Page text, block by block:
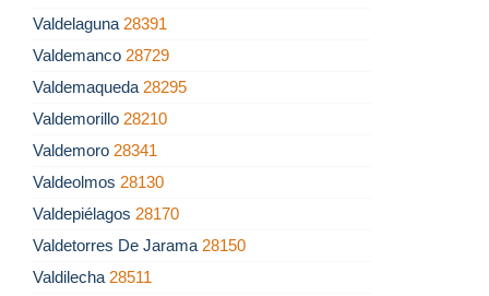
Valdelaguna 28391
Valdemanco 28729
Valdemaqueda 28295
Valdemorillo 28210
Valdemoro 28341
Valdeolmos 28130
Valdepiélagos 28170
Valdetorres De Jarama 28150
Valdilecha 28511